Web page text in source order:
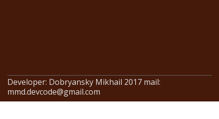
Developer: Dobryansky Mikhail 2017 mail:
mmd.devcode@gmail.com